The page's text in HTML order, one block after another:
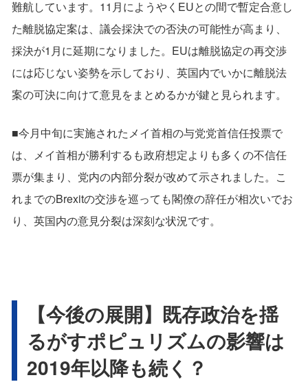
難航しています。11月にようやくEUとの間で暫定合意し
た離脱協定案は、議会採決での否決の可能性が高まり、
採決が1月に延期になりました。EUは離脱協定の再交渉
には応じない姿勢を示しており、英国内でいかに離脱法
案の可決に向けて意見をまとめるかが鍵と見られます。
■今月中旬に実施されたメイ首相の与党党首信任投票で
は、メイ首相が勝利するも政府想定よりも多くの不信任
票が集まり、党内の内部分裂が改めて示されました。こ
れまでのBrexitの交渉を巡っても閣僚の辞任が相次いでお
り、英国内の意見分裂は深刻な状況です。
【今後の展開】既存政治を揺
るがすポピュリズムの影響は
2019年以降も続く？